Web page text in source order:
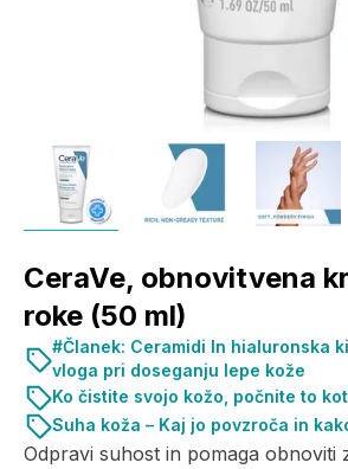
CeraVe, obnovitvena
roke (50 ml)
Odpravi suhost in pomaga obnoviti
#Članek: Ceramidi In hialuronska
vloga pri doseganju lepe kože
Ko čistite svojo kožo, počnite to
Suha koža – Kaj jo povzroča in